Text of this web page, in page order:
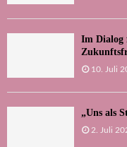
Im Dialog
10. Juli
„Uns als
2. Juli